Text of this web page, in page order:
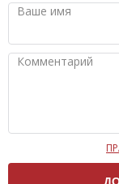
Ваше имя
Комментарий
Чтобы ваш
вам нужно